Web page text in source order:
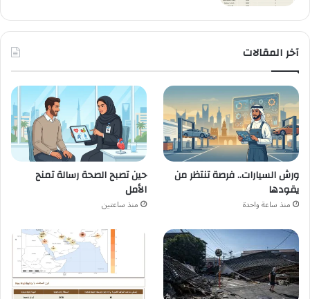
آخر المقالات
ورش السيارات.. فرصة تنتظر من
يقودها
منذ ساعة واحدة
حين تصبح الصحة رسالة تمنح
الأمل
منذ ساعتين